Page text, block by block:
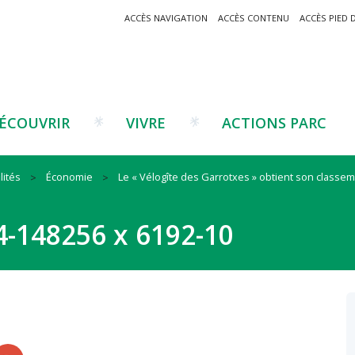
ACCÈS NAVIGATION ACCÈS CONTENU ACCÈS PIED
Traditions catalanes
VIVRE
marque Valeurs Parc
Les réseaux
ACTIONS PARC
Agriculture
Filières émergentes
Économie
Le « Vélogîte des Garrotxes » obtient son
148256 x 6192-10